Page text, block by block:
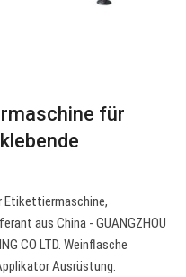
für
aus China - GUANGZHOU
CO LTD. Weinflasche
Ausrüstung.